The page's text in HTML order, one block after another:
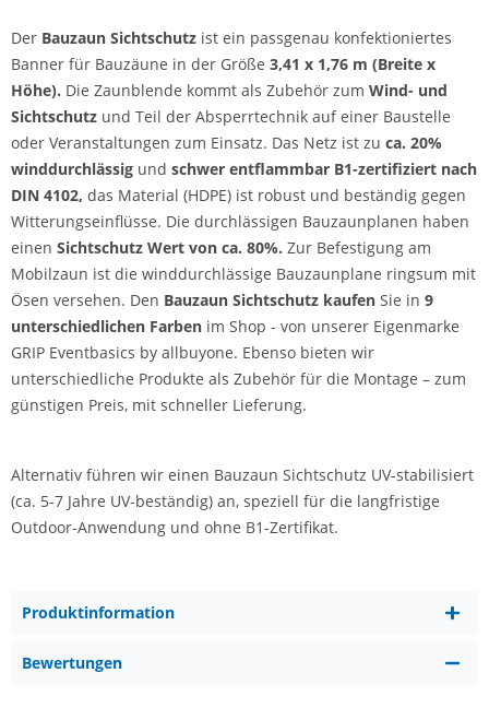
Der Bauzaun Sichtschutz ist ein passgenau konfektioniertes
Banner für Bauzäune in der Größe 3,41 x 1,76 m (Breite x
Höhe). Die Zaunblende kommt als Zubehör zum Wind- und
Sichtschutz und Teil der Absperrtechnik auf einer Baustelle
oder Veranstaltungen zum Einsatz. Das Netz ist zu ca. 20%
winddurchlässig und schwer entflammbar B1-zertifiziert nach
DIN 4102, das Material (HDPE) ist robust und beständig gegen
Witterungseinflüsse. Die durchlässigen Bauzaunplanen haben
einen Sichtschutz Wert von ca. 80%. Zur Befestigung am
Mobilzaun ist die winddurchlässige Bauzaunplane ringsum mit
Ösen versehen. Den Bauzaun Sichtschutz kaufen Sie in 9
unterschiedlichen Farben im Shop - von unserer Eigenmarke
GRIP Eventbasics by allbuyone. Ebenso bieten wir
unterschiedliche Produkte als Zubehör für die Montage – zum
günstigen Preis, mit schneller Lieferung.
Alternativ führen wir einen Bauzaun Sichtschutz UV-stabilisiert
(ca. 5-7 Jahre UV-beständig) an, speziell für die langfristige
Outdoor-Anwendung und ohne B1-Zertifikat.
Produktinformation
Bewertungen